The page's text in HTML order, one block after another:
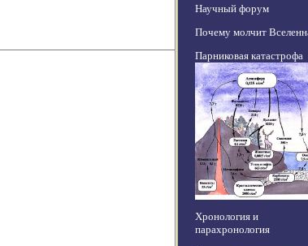
Научный форум
Почему молчит
Парниковая катастрофа
Хронология и
парахронология